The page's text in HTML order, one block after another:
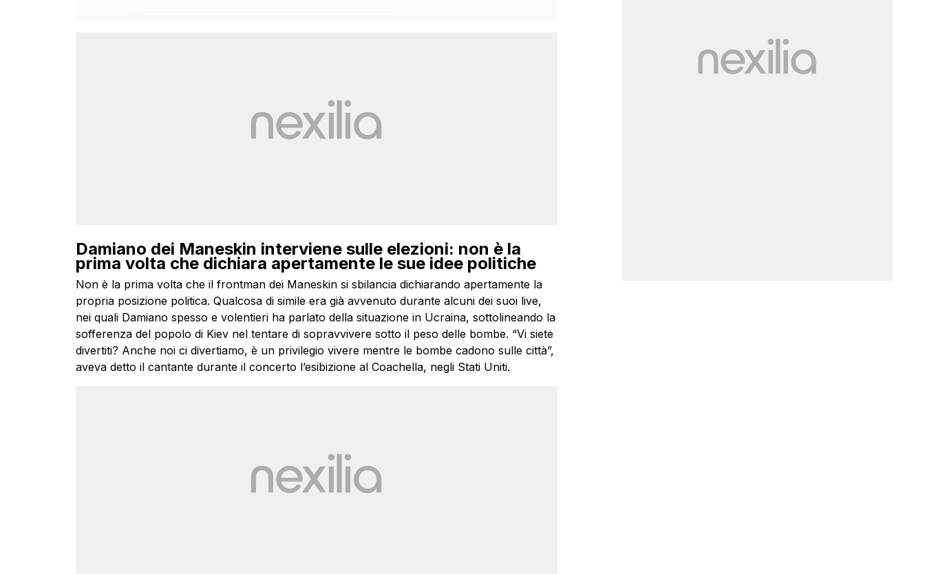
Damiano dei Maneskin interviene sulle elezioni: non è la
prima volta che dichiara apertamente le sue idee politiche
Non è la prima volta che il frontman dei Maneskin si sbilancia dichiarando apertamente la
propria posizione politica. Qualcosa di simile era già avvenuto durante alcuni dei suoi live,
nei quali Damiano spesso e volentieri ha parlato della situazione in Ucraina, sottolineando la
sofferenza del popolo di Kiev nel tentare di sopravvivere sotto il peso delle bombe. “Vi siete
divertiti? Anche noi ci divertiamo, è un privilegio vivere mentre le bombe cadono sulle città”,
aveva detto il cantante durante il concerto l’esibizione al Coachella, negli Stati Uniti.